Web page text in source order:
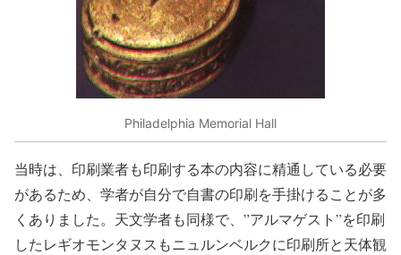
Philadelphia Memorial Hall
当時は、印刷業者も印刷する本の内容に精通している必要
があるため、学者が自分で自書の印刷を手掛けることが多
くありました。天文学者も同様で、”アルマゲスト”を印刷
したレギオモンタヌスもニュルンベルクに印刷所と天体観